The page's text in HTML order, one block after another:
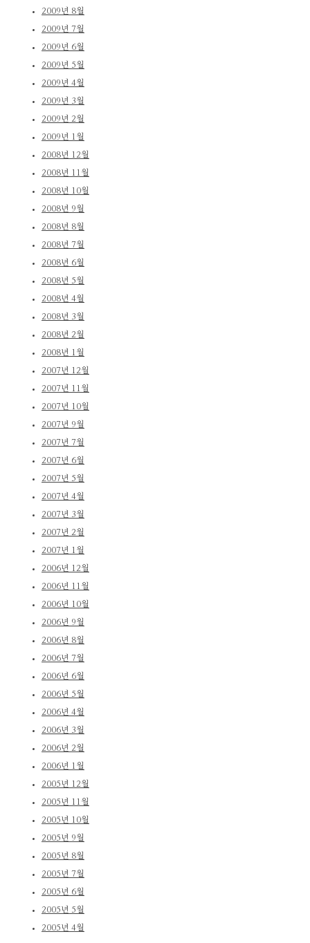
2009년 8월
2009년 7월
2009년 6월
2009년 5월
2009년 4월
2009년 3월
2009년 2월
2009년 1월
2008년 12월
2008년 11월
2008년 10월
2008년 9월
2008년 8월
2008년 7월
2008년 6월
2008년 5월
2008년 4월
2008년 3월
2008년 2월
2008년 1월
2007년 12월
2007년 11월
2007년 10월
2007년 9월
2007년 7월
2007년 6월
2007년 5월
2007년 4월
2007년 3월
2007년 2월
2007년 1월
2006년 12월
2006년 11월
2006년 10월
2006년 9월
2006년 8월
2006년 7월
2006년 6월
2006년 5월
2006년 4월
2006년 3월
2006년 2월
2006년 1월
2005년 12월
2005년 11월
2005년 10월
2005년 9월
2005년 8월
2005년 7월
2005년 6월
2005년 5월
2005년 4월